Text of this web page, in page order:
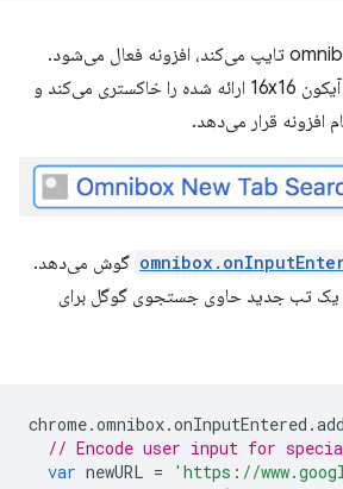
وقتی کاربر "nt" را در omnibox تایپ می‌کند، افزونه فعال می‌شود.
برای اطلاع دادن به کاربر، آیکون 16x16 ارائه شده را خاکستری می‌کند و
گوش می‌دهد.
یک تب جدید حاوی جستجوی گوگل برای
chrome.omnibox.onInputEntered .
// Encode user input for
var newURL = 'https://